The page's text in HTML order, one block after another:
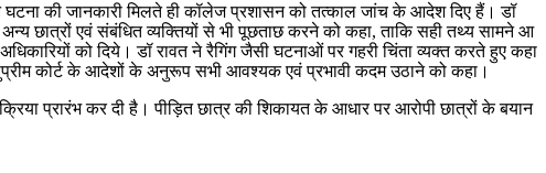
घटना की जानकारी मिलते ही कॉलेज प्रशासन को तत्काल जांच के आदेश दिए हैं। डॉ
छात्रों एवं संबंधित व्यक्तियों से भी पूछताछ करने को कहा, ताकि सही तथ्य सामने आ
को दिये। डॉ रावत ने रैगिंग जैसी घटनाओं पर गहरी चिंता व्यक्त करते हुए कहा
कोर्ट के आदेशों के अनुरूप सभी आवश्यक एवं प्रभावी कदम उठाने को कहा।
प्रारंभ कर दी है। पीड़ित छात्र की शिकायत के आधार पर आरोपी छात्रों के बयान